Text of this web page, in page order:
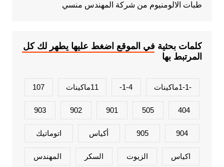
طبات الالومنيوم من شركة المهندس منسي
كلمات بحثية في الموقع اضغط عليها يطهر لك كل
المرتبط بها
-1-1ماكينات 1-4- 11ماكينات 107
404
505
901
902
903
904
905 أكياس اتوماتيك
اكياس الزيوت السكر المهندس